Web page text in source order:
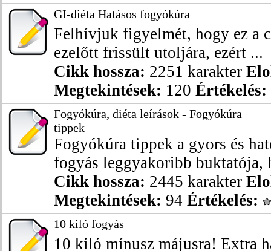
GI-diéta Hatásos fogyókúra
Felhívjuk figyelmét, hogy ez a
ezelőtt frissült utoljára, ezért ...
Cikk hossza: 2251 karakter
Megtekintések: 120 Értékelés:
Fogyókúra, diéta leírások - Fogyókúra
tippek
Fogyókúra tippek a gyors és
fogyás leggyakoribb buktatója,
Cikk hossza: 2445 karakter
Megtekintések: 94 Értékelés:
10 kiló fogyás
10 kiló mínusz májusra! Extra